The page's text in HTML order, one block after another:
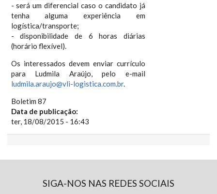
- será um diferencial caso o candidato já
tenha alguma experiência em
logística/transporte;
- disponibilidade de 6 horas diárias
(horário flexível).
Os interessados devem enviar currículo
para Ludmila Araújo, pelo e-mail
ludmila.araujo@vli-logistica.com.br.
Boletim 87
Data de publicação:
ter, 18/08/2015 - 16:43
SIGA-NOS NAS REDES SOCIAIS